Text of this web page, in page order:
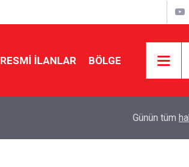
RESMI İLANLAR BÖLGE
2027 emlak vergisi
Günün tüm